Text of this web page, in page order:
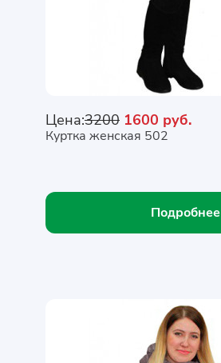
Цена:3200 1600 руб.
Куртка женская 502
Подробнее